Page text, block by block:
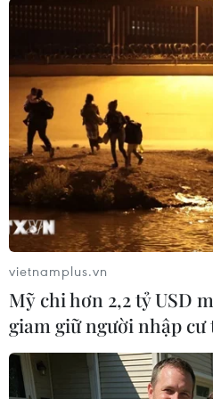
Dự án sửa chữa Quốc lộ 30
Tân Hồng (tỉnh Đồng Tháp)
An/
vietnamplus.vn
Mỹ chi hơn 2,2 tỷ USD
giam giữ người nhập